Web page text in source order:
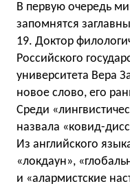
В первую очередь
запомнятся
19. Доктор
Российского
университета Вера
новое слово, его
Среди
назвала «ковид-
Из английского
«локдаун»,
и «алармистские